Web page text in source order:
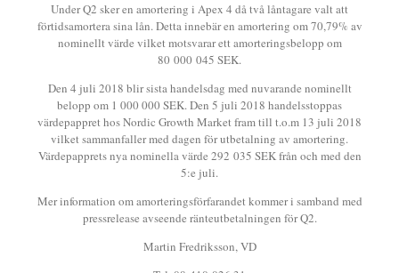
Under Q2 sker en amortering i Apex 4 då två låntagare valt att
förtidsamortera sina lån. Detta innebär en amortering om 70,79% av
nominellt värde vilket motsvarar ett amorteringsbelopp om
80 000 045 SEK.
Den 4 juli 2018 blir sista handelsdag med nuvarande nominellt
belopp om 1 000 000 SEK. Den 5 juli 2018 handelsstoppas
värdepappret hos Nordic Growth Market fram till t.o.m 13 juli 2018
vilket sammanfaller med dagen för utbetalning av amortering.
Värdepapprets nya nominella värde 292 035 SEK från och med den
5:e juli.
Mer information om amorteringsförfarandet kommer i samband med
pressrelease avseende ränteutbetalningen för Q2.
Martin Fredriksson, VD